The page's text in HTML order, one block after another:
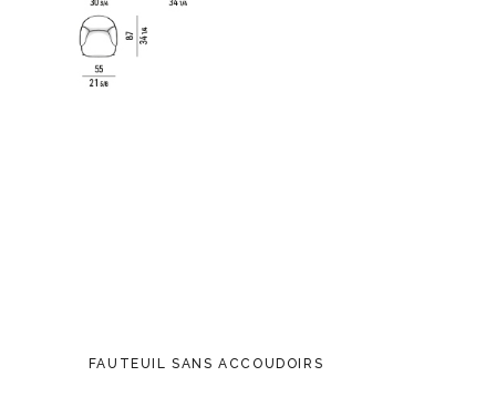
FAUTEUIL SANS ACCOUDOIRS